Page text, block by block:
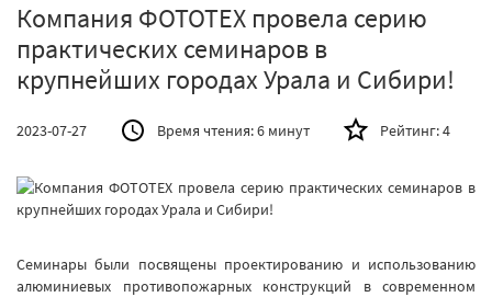
Компания ФОТОТЕХ провела серию
практических семинаров в
крупнейших городах Урала и Сибири!
2023-07-27 Время чтения:6 минут Рейтинг:4
Семинары были посвящены проектированию и использованию
алюминиевых противопожарных конструкций в современном